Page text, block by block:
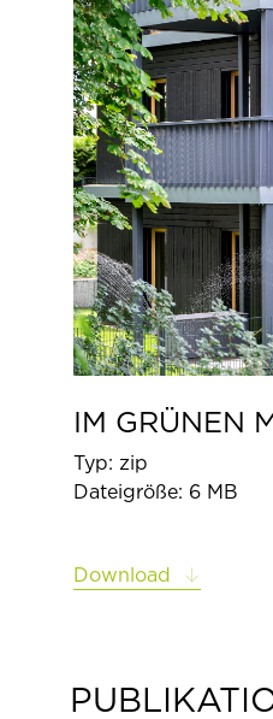
IM GRÜNEN
Typ: zip
Dateigröße: 6 MB
Download